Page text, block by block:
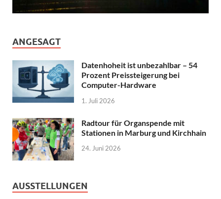
ANGESAGT
Datenhoheit ist unbezahlbar – 54
Prozent Preissteigerung bei
Computer-Hardware
1. Juli 2026
Radtour für Organspende mit
Stationen in Marburg und Kirchhain
24. Juni 2026
AUSSTELLUNGEN